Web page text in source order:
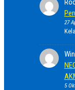
27
5